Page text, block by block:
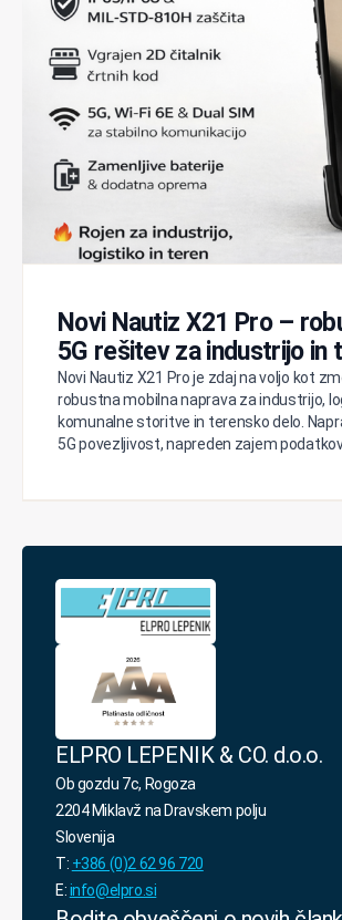
Novi Nautiz X21 Pro –
5G rešitev za industrijo in
Novi Nautiz X21 Pro je zdaj na voljo kot
robustna mobilna naprava za industrijo,
komunalne storitve in terensko delo.
5G povezljivost, napreden zajem podatkov
ELPRO LEPENIK & CO. d.o.o.
Ob gozdu 7c, Rogoza
2204 Miklavž na Dravskem polju
Slovenija
T: +386 (0)2 62 96 720
E:info@elpro.si